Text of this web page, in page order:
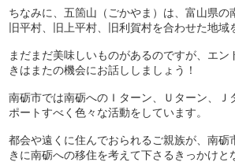
ちなみに、五箇山（ごかやま）は、富山県の
旧平村、旧上平村、旧利賀村を合わせた地域
まだまだ美味しいものがあるのですが、エン
きはまたの機会にお話ししましょう！
南砺市では南砺へのＩターン、Ｕターン、
ポートすべく色々な活動をしています。
都会や遠くに住んでおられるご親族が、南砺
きに南砺への移住を考えて下さるきっかけと